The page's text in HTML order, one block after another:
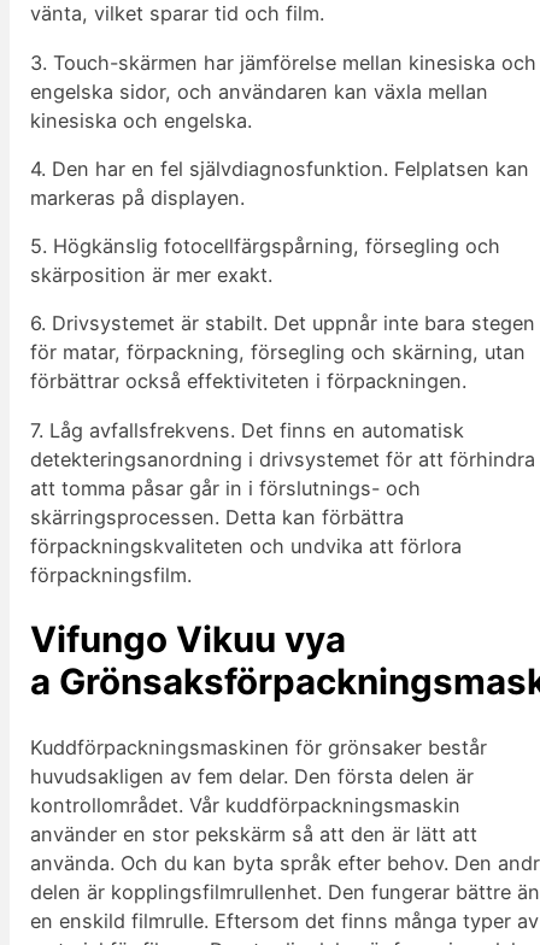
vänta, vilket sparar tid och film.
3. Touch-skärmen har jämförelse mellan kinesiska och
engelska sidor, och användaren kan växla mellan
kinesiska och engelska.
4. Den har en fel självdiagnosfunktion. Felplatsen kan
markeras på displayen.
5. Högkänslig fotocellfärgspårning, försegling och
skärposition är mer exakt.
6. Drivsystemet är stabilt. Det uppnår inte bara stegen
för matar, förpackning, försegling och skärning, utan
förbättrar också effektiviteten i förpackningen.
7. Låg avfallsfrekvens. Det finns en automatisk
detekteringsanordning i drivsystemet för att förhindra
att tomma påsar går in i förslutnings- och
skärringsprocessen. Detta kan förbättra
förpackningskvaliteten och undvika att förlora
förpackningsfilm.
Vifungo Vikuu vya
a
Kuddförpackningsmaskinen för grönsaker består
huvudsakligen av fem delar. Den första delen är
kontrollområdet. Vår kuddförpackningsmaskin
använder en stor pekskärm så att den är lätt att
använda. Och du kan byta språk efter behov. Den
delen är kopplingsfilmrullenhet. Den fungerar bättre än
en enskild filmrulle. Eftersom det finns många typer av